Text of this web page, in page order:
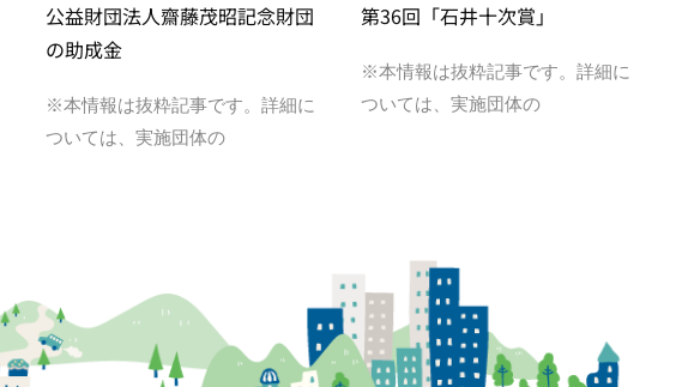
公益財団法人齋藤茂昭記念財団
の助成金
※本情報は抜粋記事です。詳細に
ついては、実施団体の
第36回「石井十次賞」
※本情報は抜粋記事です。詳細に
ついては、実施団体の